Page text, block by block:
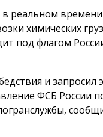
в реальном времени
химических
под флагом
и запросил
ФСБ России